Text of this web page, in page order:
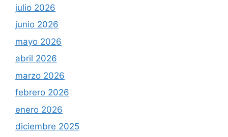
julio 2026
junio 2026
mayo 2026
abril 2026
marzo 2026
febrero 2026
enero 2026
diciembre 2025